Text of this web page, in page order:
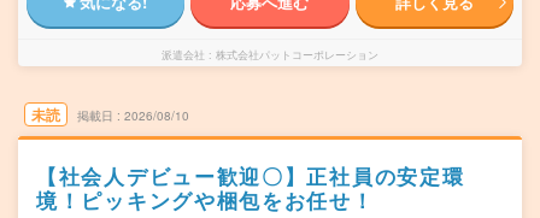
派遣会社 株式会社パットコーポレーション
未読 掲載日 2026/08/10
【社会人デビュー歓迎〇】正社員の安定環
境！ピッキングや梱包をお任せ！